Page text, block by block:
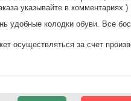
указывайте в комментариях )
удобные колодки обуви. Все
осуществляться за счет